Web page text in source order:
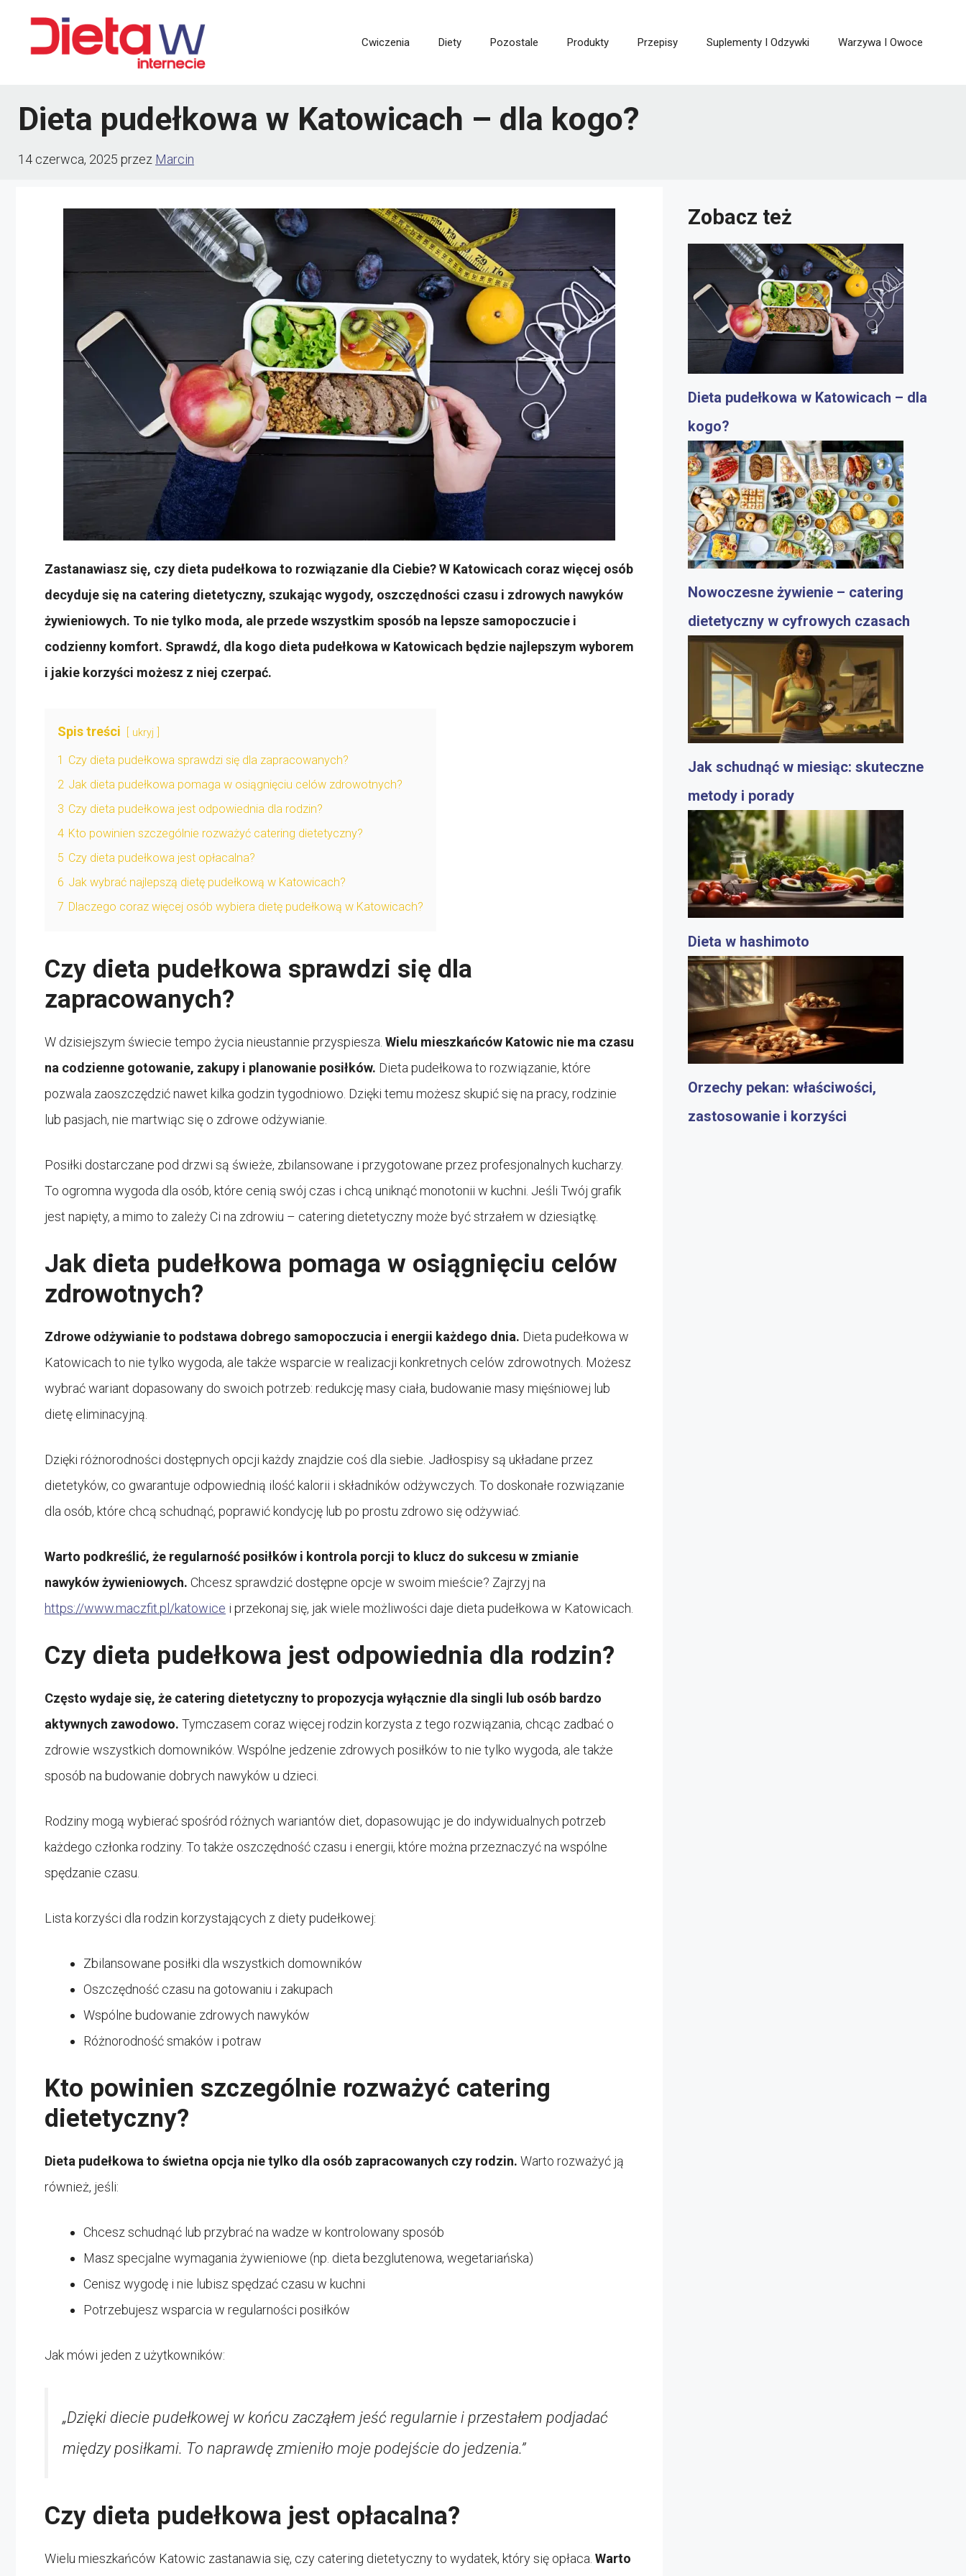
Cwiczenia Diety Pozostale Produkty Przepisy Suplementy I Odzywki Warzywa I Owoce
Dieta pudełkowa w Katowicach – dla kogo?
14 czerwca, 2025 przez Marcin
Zastanawiasz się, czy dieta pudełkowa to rozwiązanie dla Ciebie? W Katowicach coraz więcej osób
decyduje się na catering dietetyczny, szukając wygody, oszczędności czasu i zdrowych nawyków
żywieniowych. To nie tylko moda, ale przede wszystkim sposób na lepsze samopoczucie i
codzienny komfort. Sprawdź, dla kogo dieta pudełkowa w Katowicach będzie najlepszym wyborem
i jakie korzyści możesz z niej czerpać.
Spis treści ukryj
1 Czy dieta pudełkowa sprawdzi się dla zapracowanych?
2 Jak dieta pudełkowa pomaga w osiągnięciu celów zdrowotnych?
3 Czy dieta pudełkowa jest odpowiednia dla rodzin?
4 Kto powinien szczególnie rozważyć catering dietetyczny?
5 Czy dieta pudełkowa jest opłacalna?
6 Jak wybrać najlepszą dietę pudełkową w Katowicach?
7 Dlaczego coraz więcej osób wybiera dietę pudełkową w Katowicach?
Czy dieta pudełkowa sprawdzi się dla
zapracowanych?
W dzisiejszym świecie tempo życia nieustannie przyspiesza. Wielu mieszkańców Katowic nie ma czasu
na codzienne gotowanie, zakupy i planowanie posiłków. Dieta pudełkowa to rozwiązanie, które
pozwala zaoszczędzić nawet kilka godzin tygodniowo. Dzięki temu możesz skupić się na pracy, rodzinie
lub pasjach, nie martwiąc się o zdrowe odżywianie.
Posiłki dostarczane pod drzwi są świeże, zbilansowane i przygotowane przez profesjonalnych kucharzy.
To ogromna wygoda dla osób, które cenią swój czas i chcą uniknąć monotonii w kuchni. Jeśli Twój grafik
jest napięty, a mimo to zależy Ci na zdrowiu – catering dietetyczny może być strzałem w dziesiątkę.
Jak dieta pudełkowa pomaga w osiągnięciu celów
zdrowotnych?
Zdrowe odżywianie to podstawa dobrego samopoczucia i energii każdego dnia. Dieta pudełkowa w
Katowicach to nie tylko wygoda, ale także wsparcie w realizacji konkretnych celów zdrowotnych. Możesz
wybrać wariant dopasowany do swoich potrzeb: redukcję masy ciała, budowanie masy mięśniowej lub
dietę eliminacyjną.
Dzięki różnorodności dostępnych opcji każdy znajdzie coś dla siebie. Jadłospisy są układane przez
dietetyków, co gwarantuje odpowiednią ilość kalorii i składników odżywczych. To doskonałe rozwiązanie
dla osób, które chcą schudnąć, poprawić kondycję lub po prostu zdrowo się odżywiać.
Warto podkreślić, że regularność posiłków i kontrola porcji to klucz do sukcesu w zmianie
nawyków żywieniowych. Chcesz sprawdzić dostępne opcje w swoim mieście? Zajrzyj na
https://www.maczfit.pl/katowice i przekonaj się, jak wiele możliwości daje dieta pudełkowa w Katowicach.
Czy dieta pudełkowa jest odpowiednia dla rodzin?
Często wydaje się, że catering dietetyczny to propozycja wyłącznie dla singli lub osób bardzo
aktywnych zawodowo. Tymczasem coraz więcej rodzin korzysta z tego rozwiązania, chcąc zadbać o
zdrowie wszystkich domowników. Wspólne jedzenie zdrowych posiłków to nie tylko wygoda, ale także
sposób na budowanie dobrych nawyków u dzieci.
Rodziny mogą wybierać spośród różnych wariantów diet, dopasowując je do indywidualnych potrzeb
każdego członka rodziny. To także oszczędność czasu i energii, które można przeznaczyć na wspólne
spędzanie czasu.
Lista korzyści dla rodzin korzystających z diety pudełkowej:
Zbilansowane posiłki dla wszystkich domowników
Oszczędność czasu na gotowaniu i zakupach
Wspólne budowanie zdrowych nawyków
Różnorodność smaków i potraw
Kto powinien szczególnie rozważyć catering
dietetyczny?
Dieta pudełkowa to świetna opcja nie tylko dla osób zapracowanych czy rodzin. Warto rozważyć ją
również, jeśli:
Chcesz schudnąć lub przybrać na wadze w kontrolowany sposób
Masz specjalne wymagania żywieniowe (np. dieta bezglutenowa, wegetariańska)
Cenisz wygodę i nie lubisz spędzać czasu w kuchni
Potrzebujesz wsparcia w regularności posiłków
Jak mówi jeden z użytkowników:
„Dzięki diecie pudełkowej w końcu zacząłem jeść regularnie i przestałem podjadać
między posiłkami. To naprawdę zmieniło moje podejście do jedzenia.”
Czy dieta pudełkowa jest opłacalna?
Wielu mieszkańców Katowic zastanawia się, czy catering dietetyczny to wydatek, który się opłaca. Warto
Zobacz też
Dieta pudełkowa w Katowicach – dla
kogo?
Nowoczesne żywienie – catering
dietetyczny w cyfrowych czasach
Jak schudnąć w miesiąc: skuteczne
metody i porady
Dieta w hashimoto
Orzechy pekan: właściwości,
zastosowanie i korzyści